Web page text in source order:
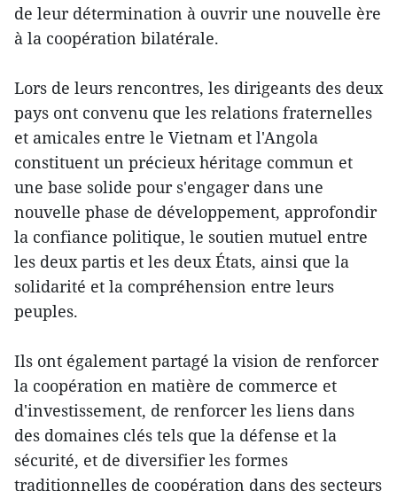
de leur détermination à ouvrir une nouvelle ère
à la coopération bilatérale.
Lors de leurs rencontres, les dirigeants des deux
pays ont convenu que les relations fraternelles
et amicales entre le Vietnam et l'Angola
constituent un précieux héritage commun et
une base solide pour s'engager dans une
nouvelle phase de développement, approfondir
la confiance politique, le soutien mutuel entre
les deux partis et les deux États, ainsi que la
solidarité et la compréhension entre leurs
peuples.
Ils ont également partagé la vision de renforcer
la coopération en matière de commerce et
d'investissement, de renforcer les liens dans
des domaines clés tels que la défense et la
sécurité, et de diversifier les formes
traditionnelles de coopération dans des secteurs